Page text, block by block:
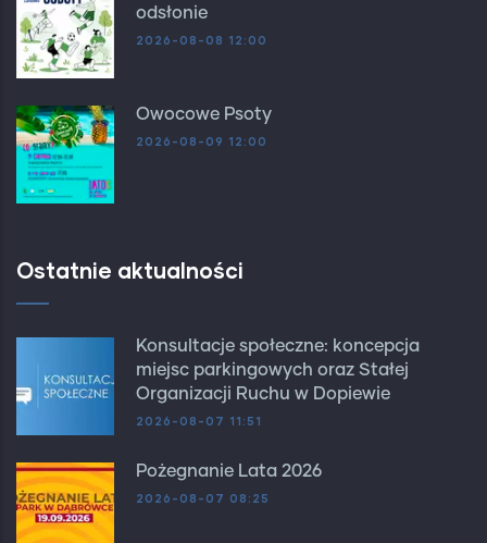
odsłonie
2026-08-08 12:00
Owocowe Psoty
2026-08-09 12:00
Ostatnie aktualności
Konsultacje społeczne: koncepcja
miejsc parkingowych oraz Stałej
Organizacji Ruchu w Dopiewie
2026-08-07 11:51
Pożegnanie Lata 2026
2026-08-07 08:25